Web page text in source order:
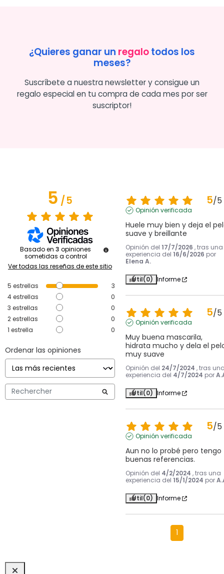
¿Quieres ganar un regalotodos los
meses?
Suscríbete a nuestra newsletter y consigue un
regalo especial en tu compra de cada mes por ser
suscriptor!
5/5
Basado en 3 opiniones
sometidas a control
Ver todas las reseñas de este sitio
5 estrellas
3
4estrellas
0
3 estrellas
0
2estrellas
0
1 estrella 0
Ordenar las opiniones
5/5
Opinión verificada
Huele muy bien y deja el
suave y breillante
Opinión del 17/7/2026 , tras una
experiencia del 16/6/2026 por
Elena A.
Útil(0) Informe
5/5
Opinión verificada
Muy buena mascarila,
hidrata mucho y dela el
muy suave
Opinión del 24/7/2024 , tras
experiencia del 4/7/2024 por
Útil(0) Informe
5/5
Opinión verificada
Aun no lo probé pero tengo
buenas referencias.
Opinión del 4/2/2024 , tras una
experiencia del 15/1/2024 por
Útil(0) Informe
1